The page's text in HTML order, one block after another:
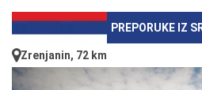
PREPORUKE IZ
Zrenjanin, 72 km